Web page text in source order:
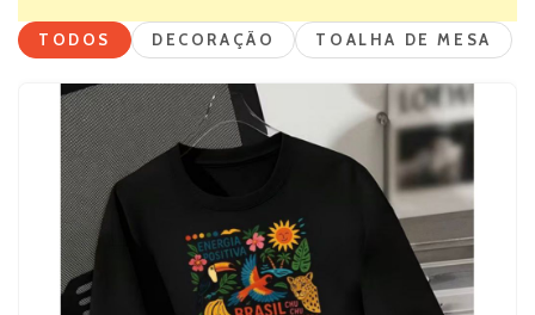
TODOS DECORAÇÃO TOALHA DE MESA